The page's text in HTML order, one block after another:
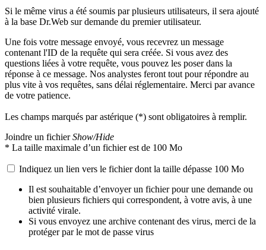
Si le même virus a été soumis par plusieurs utilisateurs, il sera ajouté
à la base Dr.Web sur demande du premier utilisateur.
Une fois votre message envoyé, vous recevrez un message
contenant l'ID de la requête qui sera créée. Si vous avez des
questions liées à votre requête, vous pouvez les poser dans la
réponse à ce message. Nos analystes feront tout pour répondre au
plus vite à vos requêtes, sans délai réglementaire. Merci par avance
de votre patience.
Les champs marqués par astérique (*) sont obligatoires à remplir.
Joindre un fichierShow/Hide
* La taille maximale d’un fichier est de 100 Mo
Indiquez un lien vers le fichier dont la taille dépasse 100 Mo
Il est souhaitable d’envoyer un fichier pour une demande ou
bien plusieurs fichiers qui correspondent, à votre avis, à une
activité virale.
Si vous envoyez une archive contenant des virus, merci de la
protéger par le mot de passe virus